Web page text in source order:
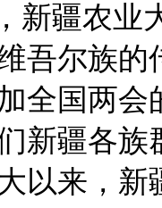
新疆农业
吾尔族
全国两会
新疆各族
以来，